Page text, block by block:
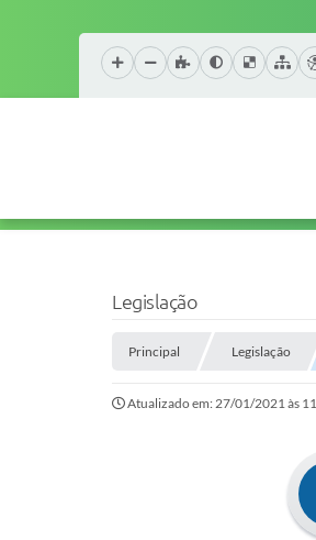
Legislação
Principal Legislação
Atualizado em: 27/01/2021 às